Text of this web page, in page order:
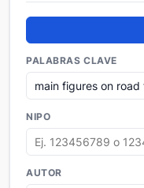
PALABRAS CLAVE
NIPO
AUTOR